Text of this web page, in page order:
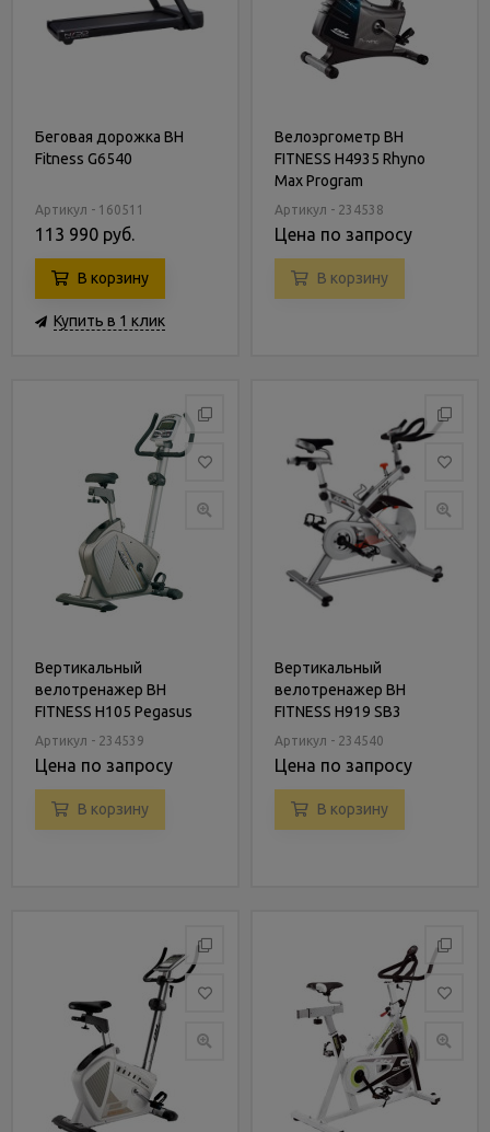
Беговая дорожка BH
Fitness G6540
Артикул - 160511
113 990 руб.
В корзину
Купить в 1 клик
Велоэргометр BH
FITNESS H4935 Rhyno
Max Program
Артикул - 234538
Цена по запросу
В корзину
Вертикальный
велотренажер BH
FITNESS H105 Pegasus
Артикул - 234539
Цена по запросу
В корзину
Вертикальный
велотренажер BH
FITNESS H919 SB3
Magnetic
Артикул - 234540
Цена по запросу
В корзину